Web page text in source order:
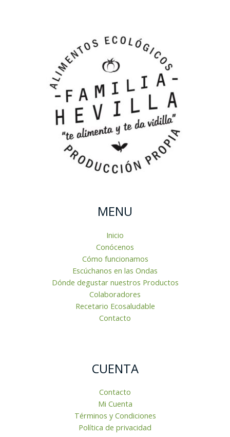
MENU
Inicio
Conócenos
Cómo funcionamos
Escúchanos en las Ondas
Dónde degustar nuestros Productos
Colaboradores
Recetario Ecosaludable
Contacto
CUENTA
Contacto
Mi Cuenta
Términos y Condiciones
Política de privacidad